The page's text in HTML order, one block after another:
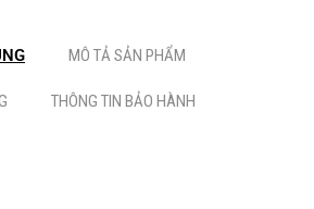
MÔ TẢ SẢN PHẨM
THÔNG TIN BẢO HÀNH